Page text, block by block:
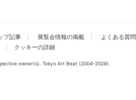
プ記事 展覧会情報の掲載 よくある質問
クッキーの詳細
owner(s). Tokyo Art Beat (2004-2026).